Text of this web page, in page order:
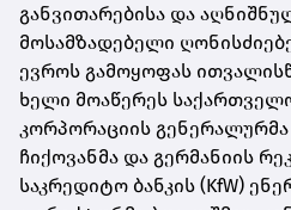
განვითარებისა და
მოსამზადებელი
ევროს გამოყოფას
ხელი მოაწერეს
კორპორაციის გენერალურმა
ჩიქოვანმა და გერმანიის
საკრედიტო ბანკის (KfW)